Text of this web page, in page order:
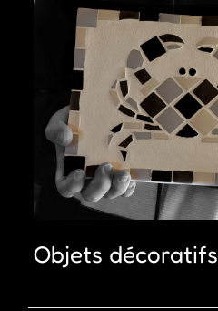
Objets décoratifs